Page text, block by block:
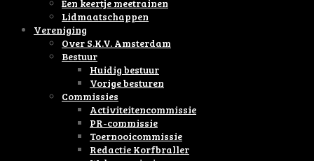
Een keertje meetrainen
Lidmaatschappen
Vereniging
Over S.K.V. Amsterdam
Bestuur
Huidig bestuur
Vorige besturen
Commissies
Activiteitencommissie
PR-commissie
Toernooicommissie
Redactie Korfbraller